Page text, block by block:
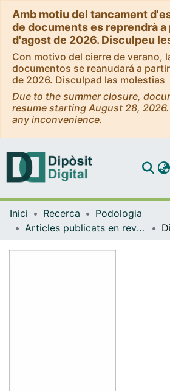
Amb motiu del tancament
de documents es reprendrà a
d'agost de 2026. Disculpeu
Con motivo del cierre de verano,
documentos se reanudará a
de 2026. Disculpad las molestias
Due to the summer closure,
resume starting August 28,
any inconvenience.
Navega
Inici Recerca
Podologia
Articles publicats en revistes (Podologia)